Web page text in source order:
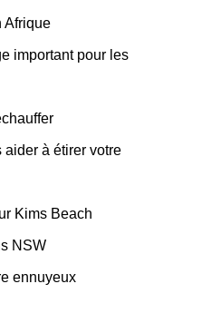
Afrique
important pour les
à étirer votre
Kims Beach
NSW
ennuyeux